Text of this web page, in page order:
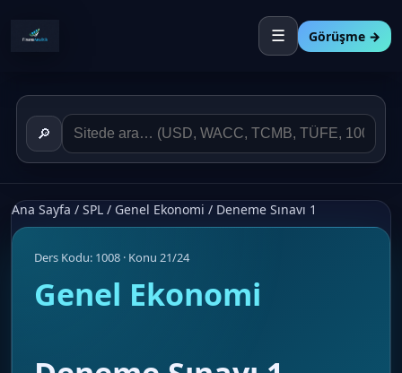
☰ Görüşme →
🔎
Ana Sayfa / SPL / Genel Ekonomi / Deneme Sınavı 1
Ders Kodu: 1008 · Konu 21/24
Genel Ekonomi